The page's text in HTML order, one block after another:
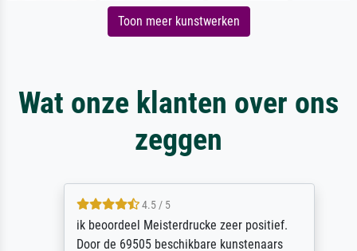
Toon meer kunstwerken
Wat onze klanten over ons
zeggen
4.5 / 5
ik beoordeel Meisterdrucke zeer positief.
Door de 69505 beschikbare kunstenaars